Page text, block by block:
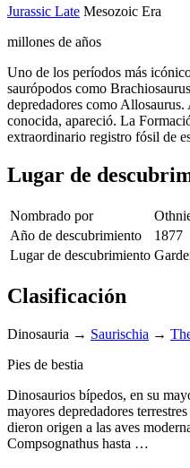
Jurassic Late Mesozoic Era
millones de años
Uno de los períodos más
saurópodos como
depredadores como
conocida, apareció. La
extraordinario registro fósil de
Lugar de
Nombrado por
Año de descubrimiento
1877
Lugar de descubrimiento
Clasificación
Dinosauria → Saurischia →
Pies de bestia
Dinosaurios bípedos, en su
mayores depredadores
dieron origen a las aves
Compsognathus hasta …